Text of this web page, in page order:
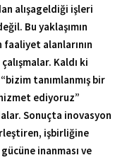
alışageldiği işleri
Bu yaklaşımın
alanlarının
Kaldı ki
tanımlanmış bir
ediyoruz”
Sonuçta inovasyon
işbirliğine
inanması ve